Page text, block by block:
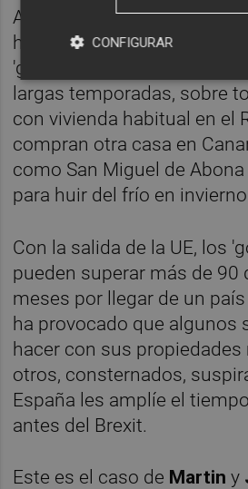
Además de los
hay muchos británicos
'golondrinas' porque
largas temporadas, sobre
con vivienda habitual en el
compran otra casa en
como San Miguel de Abona
para huir del frío en
Con la salida de la UE, los
pueden superar más de 90
meses por llegar de un
ha provocado que algunos
hacer con sus
otros, consternados,
España les amplíe el
antes del Brexit.
Este es el caso de Martin y
CONFIGURAR